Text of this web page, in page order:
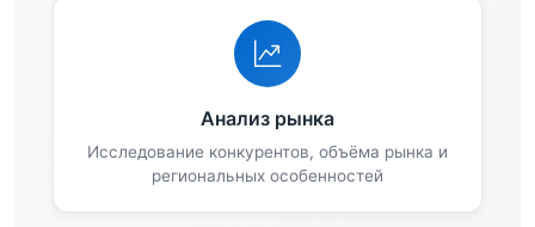
Анализ рынка
Исследование конкурентов, объёма рынка и
региональных особенностей